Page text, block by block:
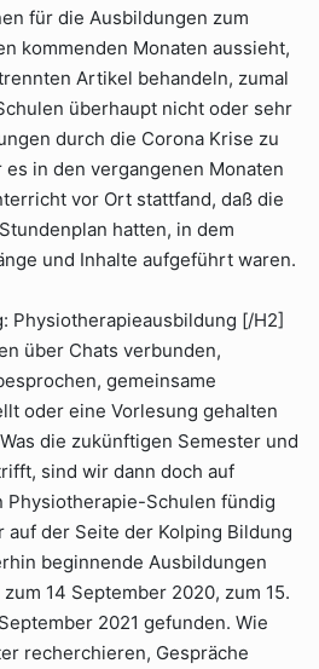
für die Ausbildungen zum
kommenden Monaten aussieht,
Artikel behandeln, zumal
überhaupt nicht oder sehr
durch die Corona Krise zu
in den vergangenen Monaten
vor Ort stattfand, daß die
hatten, in dem
und Inhalte aufgeführt waren.
Physiotherapieausbildung [/H2]
über Chats verbunden,
gemeinsame
oder eine Vorlesung gehalten
die zukünftigen Semester und
sind wir dann doch auf
Physiotherapie-Schulen fündig
auf der Seite der Kolping Bildung
beginnende Ausbildungen
14 September 2020, zum 15.
2021 gefunden. Wie
recherchieren, Gespräche